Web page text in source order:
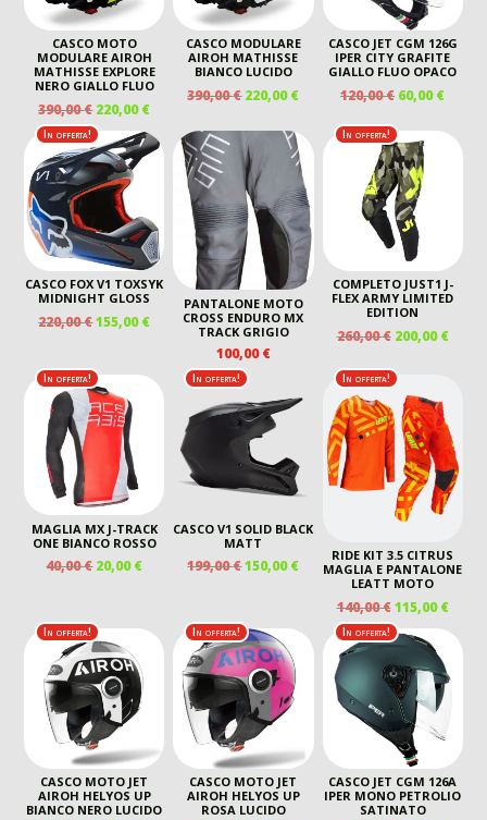
CASCO MOTO
MODULARE AIROH
MATHISSE EXPLORE
NERO GIALLO FLUO
390,00€ IL
PREZZO
ORIGINALE
ERA:
390,00 €.
220,00€IL
PREZZO
ATTUALE
220,00 €.
CASCO MODULARE
AIROH MATHISSE
BIANCO LUCIDO
390,00€ IL
ORIGINALE
ERA:
390,00 €.
220,00€IL
ATTUALE
È:
220,00 €.
CASCO JET CGM 126G
IPER CITY GRAFITE
GIALLO FLUO OPACO
120,00€ IL
ORIGINALE
ERA:
120,00 €.
60,00€IL
In offerta!
CASCO FOX V1 TOXSYK
MIDNIGHT GLOSS
220,00€IL
ERA:
220,00 €.
155,00€IL
PREZZO
È:
155,00 €.
PANTALONE MOTO
CROSS ENDURO MX
TRACK GRIGIO
100,00€
In offerta!
COMPLETO JUST1 J-
FLEX ARMY LIMITED
EDITION
260,00€ IL
ORIGINALE
ERA:
260,00 €.
200,00€IL
In offerta!
MAGLIA MX J-TRACK
ONE BIANCO ROSSO
40,00€ IL
ERA:
40,00 €.
20,00€IL
20,00 €.
In offerta!
CASCO V1 SOLID BLACK
MATT
199,00€IL
ERA:
199,00 €.
150,00€IL
PREZZO
ATTUALE
150,00 €.
In offerta!
RIDE KIT 3.5 CITRUS
MAGLIA E PANTALONE
LEATT MOTO
140,00€ IL
PREZZO
ORIGINALE
ERA:
140,00 €.
115,00€IL
In offerta!
CASCO MOTO JET
AIROH HELYOS UP
BIANCO NERO LUCIDO
In offerta!
CASCO MOTO JET
AIROH HELYOS UP
ROSA LUCIDO
In offerta!
CASCO JET CGM 126A
IPER MONO PETROLIO
SATINATO